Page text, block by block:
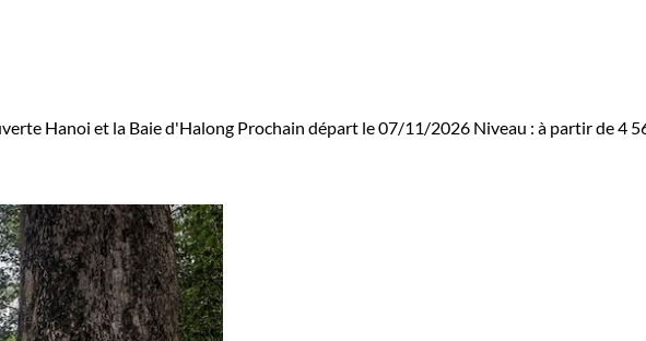
Hanoi et la Baie d'Halong Prochain départ le 07/11/2026 Niveau : à partir de4